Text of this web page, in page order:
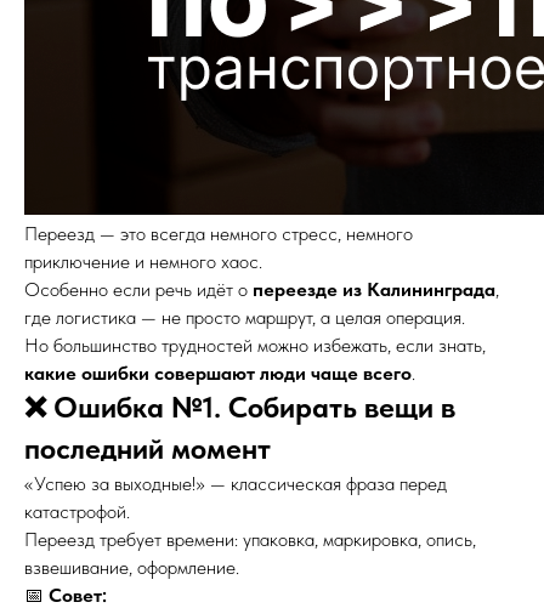
Переезд — это всегда немного стресс, немного
приключение и немного хаос.
Особенно если речь идёт о переезде из Калининграда,
где логистика — не просто маршрут, а целая операция.
Но большинство трудностей можно избежать, если знать,
какие ошибки совершают люди чаще всего.
❌ Ошибка №1. Собирать вещи в
последний момент
«Успею за выходные!» — классическая фраза перед
катастрофой.
Переезд требует времени: упаковка, маркировка, опись,
взвешивание, оформление.
📅 Совет: